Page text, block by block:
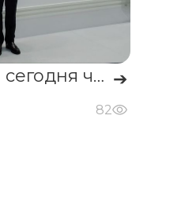
На стенде Росатома сегодня чествовали научно-педагогических сотрудников партнёрских вузов — и МИФИ снова в числе лучших! 🔥 ➔
82